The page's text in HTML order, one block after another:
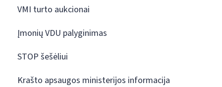
VMI turto aukcionai
Įmonių VDU palyginimas
STOP šešėliui
Krašto apsaugos ministerijos informacija